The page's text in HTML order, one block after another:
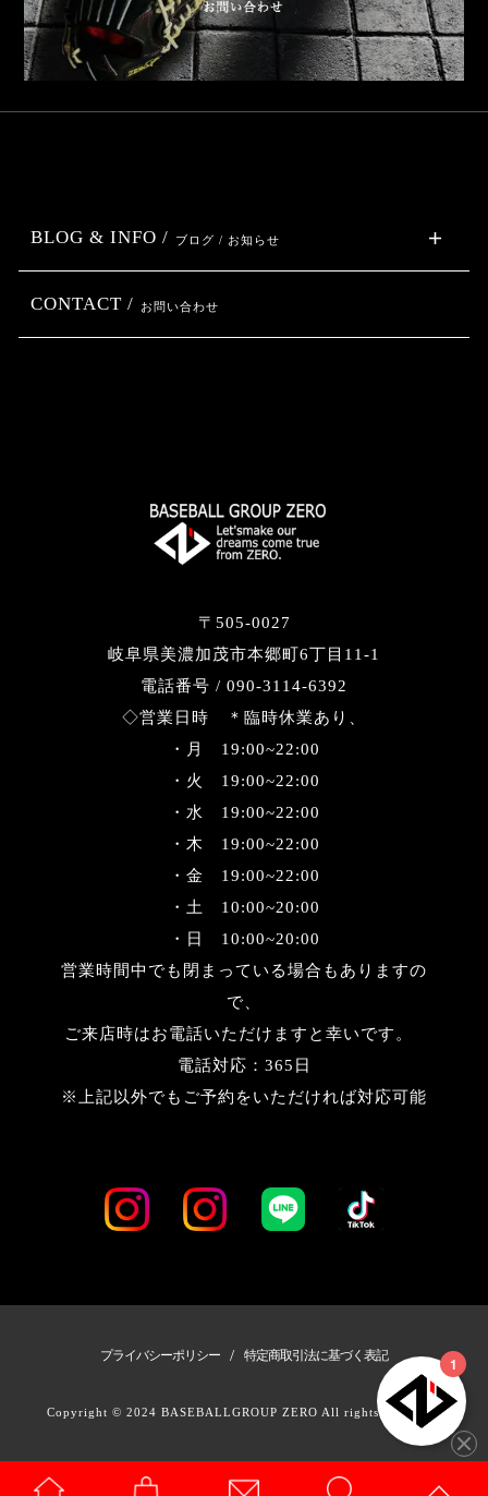
〒505-0027
岐阜県美濃加茂市本郷町6丁目11-1
電話番号 / 090-3114-6392
◇営業日時 ＊臨時休業あり、
・月 19:00~22:00
・火 19:00~22:00
・水 19:00~22:00
・木 19:00~22:00
・金 19:00~22:00
・土 10:00~20:00
・日 10:00~20:00
営業時間中でも閉まっている場合もありますの
で、
ご来店時はお電話いただけますと幸いです。
電話対応：365日
※上記以外でもご予約をいただければ対応可能
BLOG & INFO / ブログ / お知らせ
CONTACT / お問い合わせ
プライバシーポリシー / 特定商取引法に基づく表記
Copyright © 2024 BASEBALLGROUP ZERO All rights Reserved.